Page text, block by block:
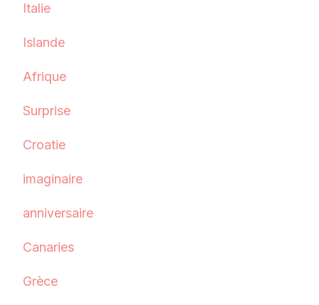
Italie
Islande
Afrique
Surprise
Croatie
imaginaire
anniversaire
Canaries
Grèce